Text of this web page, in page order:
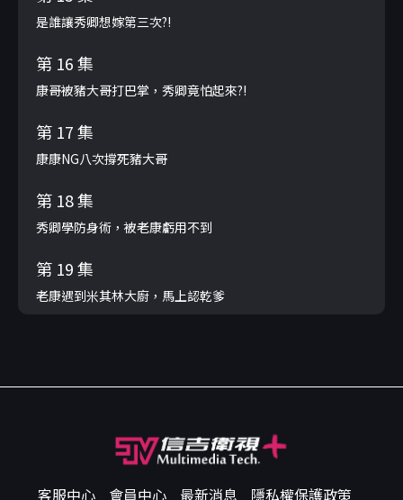
是誰讓秀卿想嫁第三次?!
第 16 集
康哥被豬大哥打巴掌，秀卿竟怕起來?!
第 17 集
康康NG八次撐死豬大哥
第 18 集
秀卿學防身術，被老康虧用不到
第 19 集
老康遇到米其林大廚，馬上認乾爹
客服中心 會員中心 最新消息 隱私權保護政策